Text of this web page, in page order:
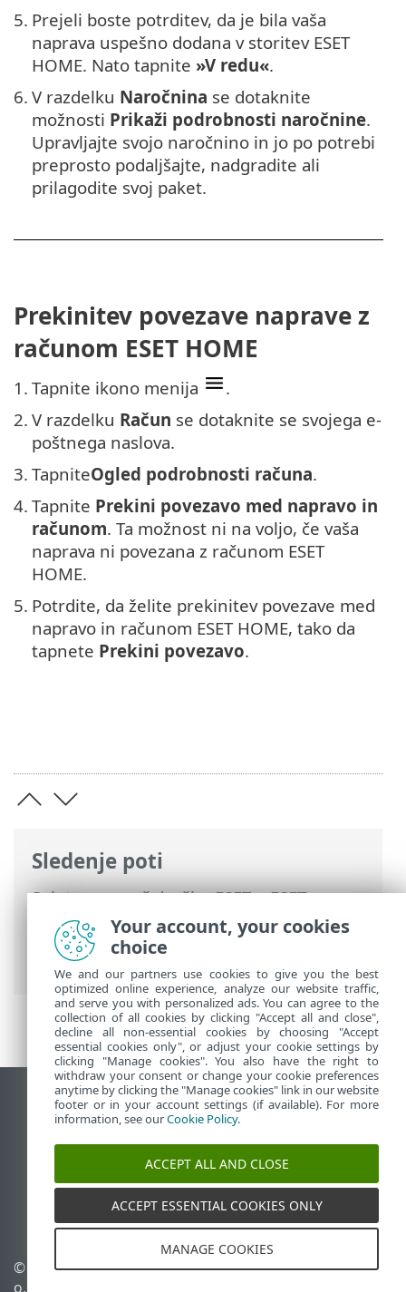
Sledenje poti
Spletna pomoč družbe ESET>ESET
Mobile Security >Delo s programom ESET
Mobile Security > Vzpostavljanje
povezave s portalom ESET HOME
5. Prejeli boste potrditev, da je bila vaša
naprava uspešno dodana v storitev ESET
HOME. Nato tapnite »V redu«.
6. V razdelku Naročnina se dotaknite
možnosti Prikaži podrobnosti naročnine.
Upravljajte svojo naročnino in jo po potrebi
preprosto podaljšajte, nadgradite ali
prilagodite svoj paket.
Prekinitev povezave naprave z
računom ESET HOME
1. Tapnite ikono menija
.
2. V razdelku Račun se dotaknite se svojega e-
poštnega naslova.
3. TapniteOgled podrobnosti računa.
4. Tapnite Prekini povezavo med napravo in
računom. Ta možnost ni na voljo, če vaša
naprava ni povezana z računom ESET
HOME.
5. Potrdite, da želite prekinitev povezave med
napravo in računom ESET HOME, tako da
tapnete Prekini povezavo.
Prikaz mesta na namizju
End of Life
Zbirka znanja družbe ESET
Forum družbe ESET
ESET Status Portal
Podpora v regiji
© 1992-2026ESET, spol. s r.
o. – Vse pravice pridržane.
Upravljanje piškotkov
Your account, your cookies
choice
We and our partners use cookies to give you the best
optimized online experience, analyze our website traffic,
and serve you with personalized ads. You can agree to the
collection of all cookies by clicking "Accept all and close",
decline all non-essential cookies by choosing "Accept
essential cookies only", or adjust your cookie settings by
clicking "Manage cookies". You also have the right to
withdraw your consent or change your cookie preferences
anytime by clicking the "Manage cookies" link in our website
footer or in your account settings (if available). For more
information, see ourCookie Policy.
ACCEPT ALL AND CLOSE
ACCEPT ESSENTIAL COOKIES ONLY
MANAGE COOKIES